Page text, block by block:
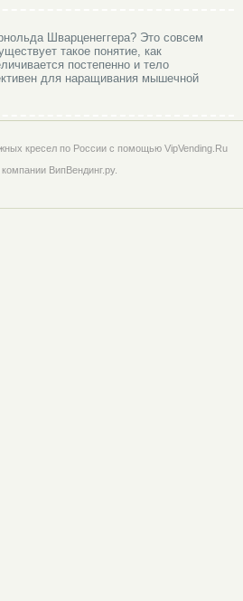
Шварценеггера? Это совсем
такое понятие, как
постепенно и тело
для наращивания мышечной
кресел по России с помощью VipVending.Ru
ВипВендинг.ру.